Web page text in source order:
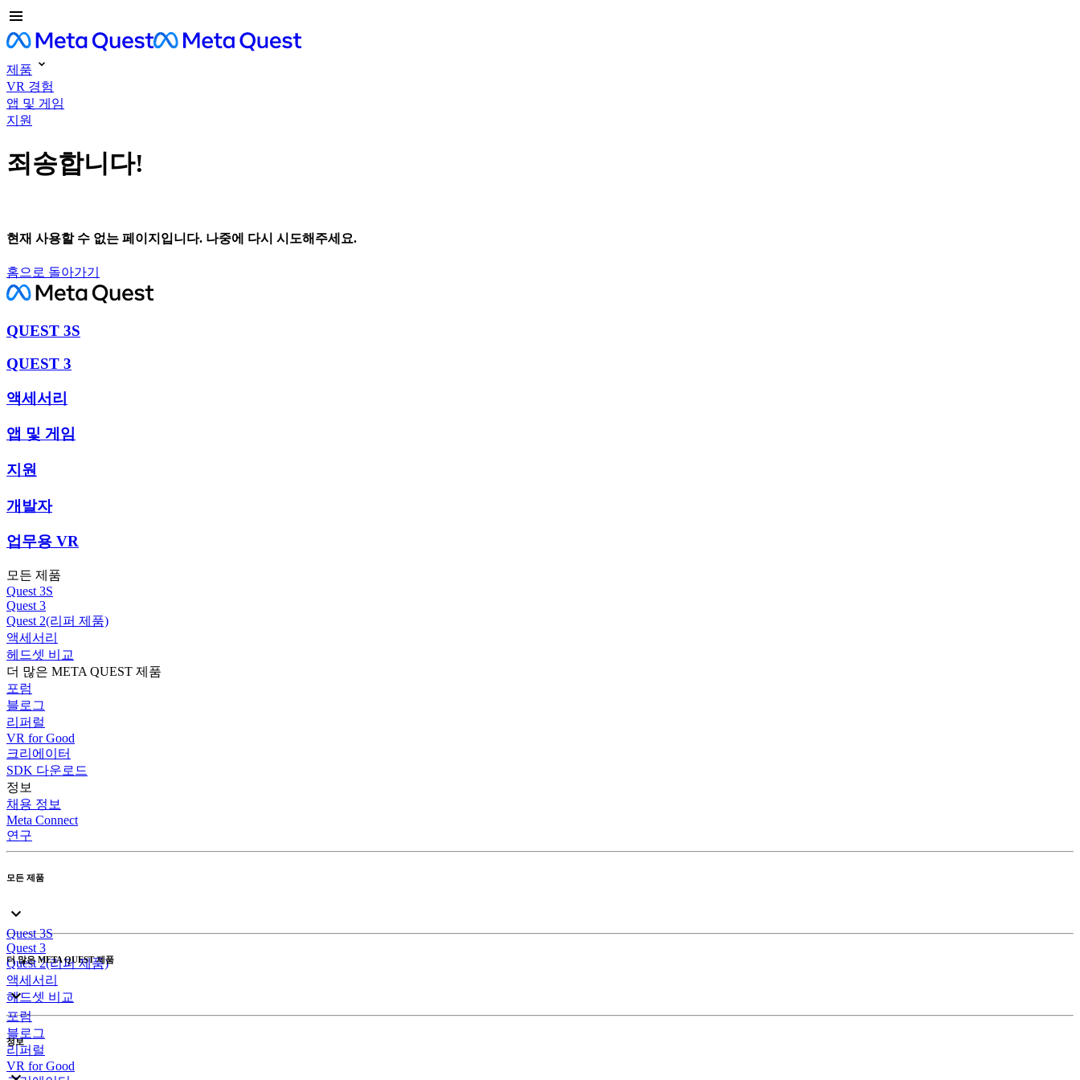
제품
VR 경험
앱 및 게임
지원
죄송합니다!
현재 사용할 수 없는 페이지입니다. 나중에 다시 시도해주세요.
홈으로 돌아가기
QUEST 3S
QUEST 3
액세서리
앱 및 게임
지원
개발자
업무용 VR
모든 제품
Quest 3S
Quest 3
Quest 2(리퍼 제품)
액세서리
헤드셋 비교
더 많은 META QUEST 제품
포럼
블로그
리퍼럴
VR for Good
크리에이터
SDK 다운로드
정보
채용 정보
Meta Connect
연구
모든 제품
Quest 3S
Quest 3
Quest 2(리퍼 제품)
액세서리
헤드셋 비교
더 많은 META QUEST 제품
포럼
블로그
리퍼럴
VR for Good
정보